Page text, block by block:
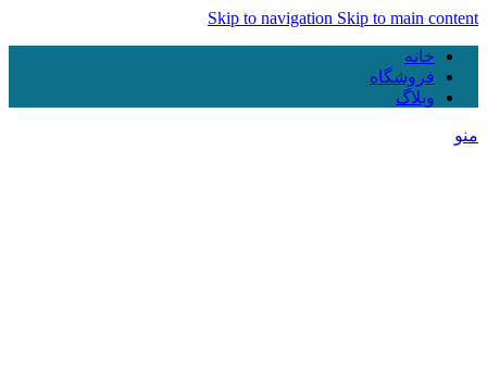
Skip to navigationSkip to main content
خانه
فروشگاه
وبلاگ
منو